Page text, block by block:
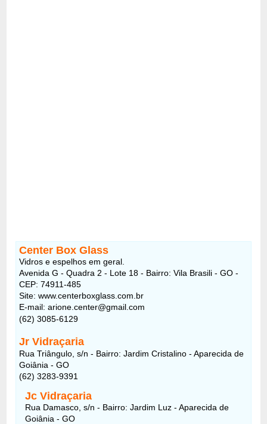
Center Box Glass
Vidros e espelhos em geral.
Avenida G - Quadra 2 - Lote 18 - Bairro: Vila Brasili - GO -
CEP: 74911-485
Site: www.centerboxglass.com.br
E-mail: arione.center@gmail.com
(62) 3085-6129
Jr Vidraçaria
Rua Triângulo, s/n - Bairro: Jardim Cristalino - Aparecida de
Goiânia - GO
(62) 3283-9391
Jc Vidraçaria
Rua Damasco, s/n - Bairro: Jardim Luz - Aparecida de
Goiânia - GO